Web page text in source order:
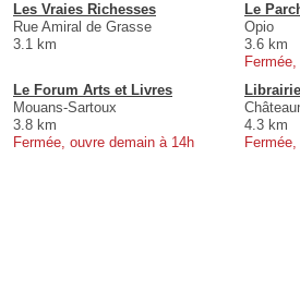
Les Vraies Richesses
Rue Amiral de Grasse
3.1 km
Le
Opio
3.6 km
Le Forum Arts et Livres
Mouans-Sartoux
3.8 km
Fermée, ouvre demain à 14h
4.3 km